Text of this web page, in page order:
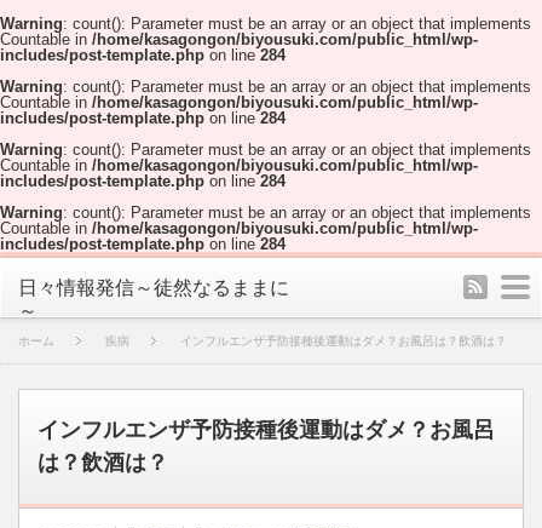
Warning: count(): Parameter must be an array or an object that implements
Countable in /home/kasagongon/biyousuki.com/public_html/wp-
includes/post-template.php on line 284
Warning: count(): Parameter must be an array or an object that implements
Countable in /home/kasagongon/biyousuki.com/public_html/wp-
includes/post-template.php on line 284
Warning: count(): Parameter must be an array or an object that implements
Countable in /home/kasagongon/biyousuki.com/public_html/wp-
includes/post-template.php on line 284
Warning: count(): Parameter must be an array or an object that implements
Countable in /home/kasagongon/biyousuki.com/public_html/wp-
includes/post-template.php on line 284
日々情報発信～徒然なるままに
～
rss
ホーム 疾病 インフルエンザ予防接種後運動はダメ？お風呂は？飲酒は？
インフルエンザ予防接種後運動はダメ？お風呂
は？飲酒は？